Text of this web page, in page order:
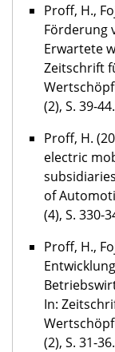
Proff, H.,
Förderung
Erwartete
Zeitschrift
(2), S. 39-44.
Proff, H.
electric
of
(4), S. 330-
Proff, H.,
In:
(2), S. 31-36.